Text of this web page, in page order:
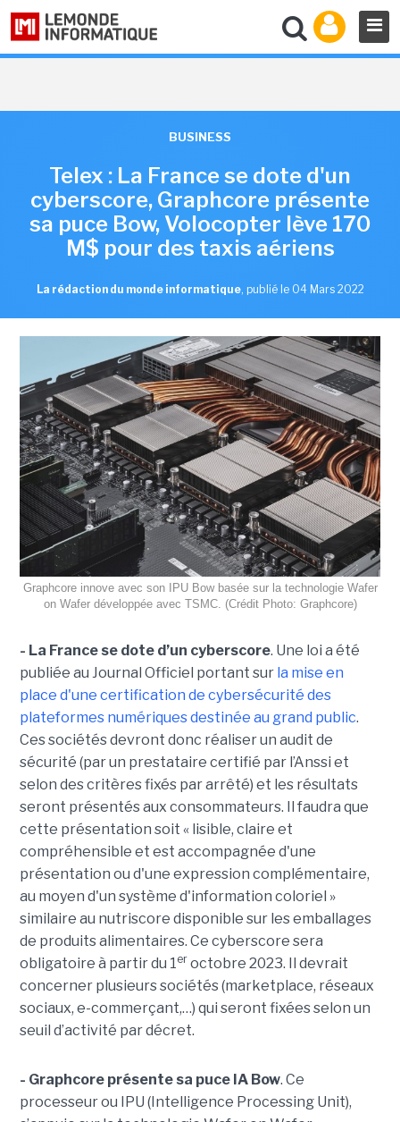
BUSINESS
Telex : La France se dote d'un
cyberscore, Graphcore présente
sa puce Bow, Volocopter lève 170
M$ pour des taxis aériens
La rédaction du monde informatique, publié le 04 Mars 2022
Graphcore innove avec son IPU Bow basée sur la technologie Wafer
on Wafer développée avec TSMC. (Crédit Photo: Graphcore)
- La France se dote d’un cyberscore. Une loi a été
publiée au Journal Officiel portant sur la mise en
place d'une certification de cybersécurité des
plateformes numériques destinée au grand public.
Ces sociétés devront donc réaliser un audit de
sécurité (par un prestataire certifié par l’Anssi et
selon des critères fixés par arrêté) et les résultats
seront présentés aux consommateurs. Il faudra que
cette présentation soit « lisible, claire et
compréhensible et est accompagnée d'une
présentation ou d'une expression complémentaire,
au moyen d'un système d'information coloriel »
similaire au nutriscore disponible sur les emballages
de produits alimentaires. Ce cyberscore sera
obligatoire à partir du 1er octobre 2023. Il devrait
concerner plusieurs sociétés (marketplace, réseaux
sociaux, e-commerçant,…) qui seront fixées selon un
seuil d’activité par décret.
- Graphcore présente sa puce IA Bow. Ce
processeur ou IPU (Intelligence Processing Unit),